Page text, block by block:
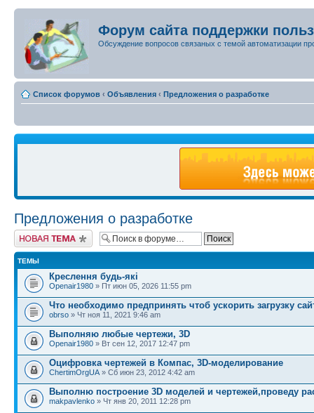
Форум сайта поддержки
Обсуждение вопросов связаных с темой автоматизации
Список форумов ‹ Объявления ‹ Предложения о разработке
Предложения о разработке
Новая тема
ТЕМЫ
Креслення будь-які
Openair1980 » Пт июн 05, 2026 11:55 pm
Что необходимо предпринять чтоб ускорить загрузку
obrso » Чт ноя 11, 2021 9:46 am
Выполняю любые чертежи, 3D
Openair1980 » Вт сен 12, 2017 12:47 pm
Оцифровка чертежей в Компас, 3D-моделирование
ChertimOrgUA » Сб июн 23, 2012 4:42 am
Выполню построение 3D моделей и чертежей,проведу
makpavlenko » Чт янв 20, 2011 12:28 pm